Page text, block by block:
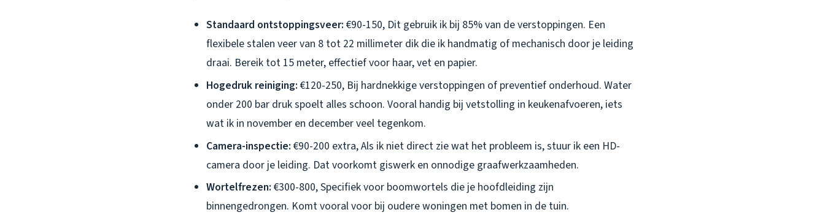
Standaard ontstoppingsveer: €90-150, Dit gebruik ik bij 85% van de verstoppingen. Een
flexibele stalen veer van 8 tot 22 millimeter dik die ik handmatig of mechanisch door je leiding
draai. Bereik tot 15 meter, effectief voor haar, vet en papier.
Hogedruk reiniging: €120-250, Bij hardnekkige verstoppingen of preventief onderhoud. Water
onder 200 bar druk spoelt alles schoon. Vooral handig bij vetstolling in keukenafvoeren, iets
wat ik in november en december veel tegenkom.
Camera-inspectie: €90-200 extra, Als ik niet direct zie wat het probleem is, stuur ik een HD-
camera door je leiding. Dat voorkomt giswerk en onnodige graafwerkzaamheden.
Wortelfrezen: €300-800, Specifiek voor boomwortels die je hoofdleiding zijn
binnengedrongen. Komt vooral voor bij oudere woningen met bomen in de tuin.